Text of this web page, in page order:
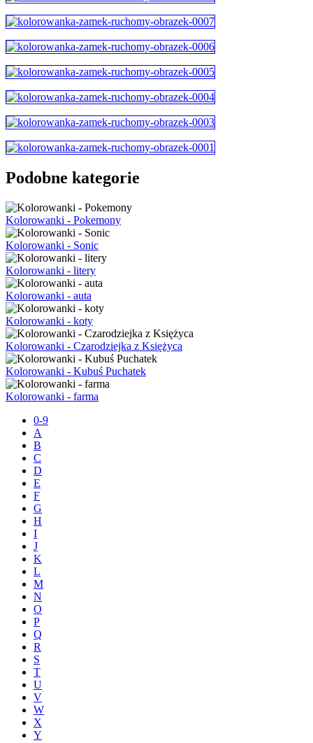
Podobne kategorie
Kolorowanki - Pokemony
Kolorowanki - Sonic
Kolorowanki - litery
Kolorowanki - auta
Kolorowanki - koty
Kolorowanki - Czarodziejka z Księżyca
Kolorowanki - Kubuś Puchatek
Kolorowanki - farma
0-9
A
B
C
D
E
F
G
H
I
J
K
L
M
N
O
P
Q
R
S
T
U
V
W
X
Y